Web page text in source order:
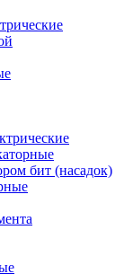
бит (насадок)